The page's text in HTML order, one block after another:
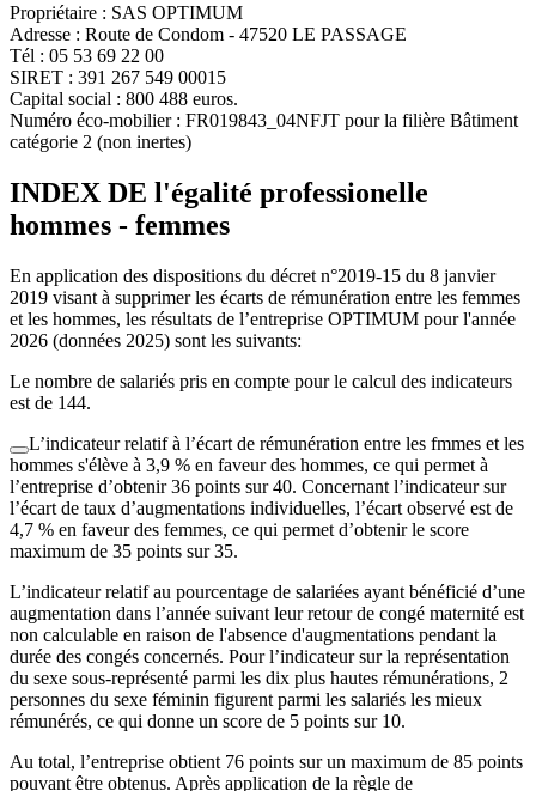
Propriétaire : SAS OPTIMUM
Adresse : Route de Condom - 47520 LE PASSAGE
Tél : 05 53 69 22 00
SIRET : 391 267 549 00015
Capital social : 800 488 euros.
Numéro éco-mobilier : FR019843_04NFJT pour la filière Bâtiment
catégorie 2 (non inertes)
INDEX DE l'égalité professionelle
hommes - femmes
En application des dispositions du décret n°2019-15 du 8 janvier
2019 visant à supprimer les écarts de rémunération entre les femmes
et les hommes, les résultats de l’entreprise OPTIMUM pour l'année
2026 (données 2025) sont les suivants:
Le nombre de salariés pris en compte pour le calcul des indicateurs
est de 144.
L’indicateur relatif à l’écart de rémunération entre les fmmes et les
hommes s'élève à 3,9 % en faveur des hommes, ce qui permet à
l’entreprise d’obtenir 36 points sur 40. Concernant l’indicateur sur
l’écart de taux d’augmentations individuelles, l’écart observé est de
4,7 % en faveur des femmes, ce qui permet d’obtenir le score
maximum de 35 points sur 35.
L’indicateur relatif au pourcentage de salariées ayant bénéficié d’une
augmentation dans l’année suivant leur retour de congé maternité est
non calculable en raison de l'absence d'augmentations pendant la
durée des congés concernés. Pour l’indicateur sur la représentation
du sexe sous-représenté parmi les dix plus hautes rémunérations, 2
personnes du sexe féminin figurent parmi les salariés les mieux
rémunérés, ce qui donne un score de 5 points sur 10.
Au total, l’entreprise obtient 76 points sur un maximum de 85 points
pouvant être obtenus. Après application de la règle de